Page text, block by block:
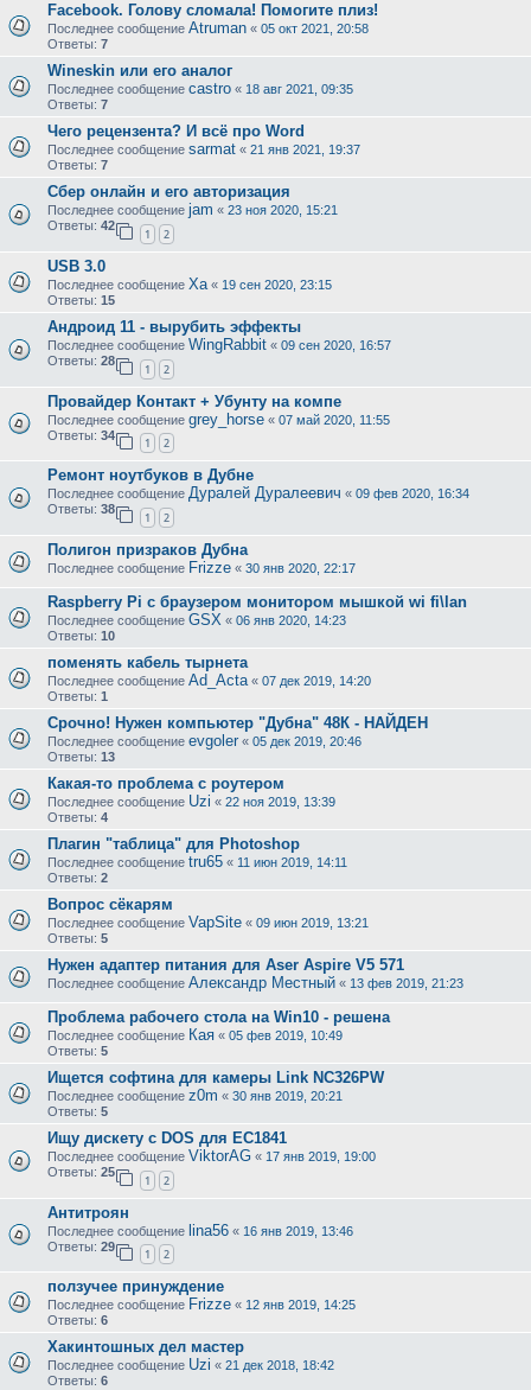
Facebook. Голову сломала! Помогите плиз!
Последнее сообщение Atruman « 05 окт 2021, 20:58
Ответы: 7
Wineskin или его аналог
Последнее сообщение castro « 18 авг 2021, 09:35
Ответы: 7
Чего рецензента? И всё про Word
Последнее сообщение sarmat « 21 янв 2021, 19:37
Ответы: 7
Сбер онлайн и его авторизация
Последнее сообщение jam « 23 ноя 2020, 15:21
Ответы: 42
1 2
USB 3.0
Последнее сообщение Ха « 19 сен 2020, 23:15
Ответы: 15
Андроид 11 - вырубить эффекты
Последнее сообщение WingRabbit « 09 сен 2020, 16:57
Ответы: 28
1 2
Провайдер Контакт + Убунту на компе
Последнее сообщение grey_horse « 07 май 2020, 11:55
Ответы: 34
1 2
Ремонт ноутбуков в Дубне
Последнее сообщение Дуралей Дуралеевич « 09 фев 2020, 16:34
Ответы: 38
1 2
Полигон призраков Дубна
Последнее сообщение Frizze « 30 янв 2020, 22:17
Raspberry Pi с браузером монитором мышкой wi fi\lan
Последнее сообщение GSX « 06 янв 2020, 14:23
Ответы: 10
поменять кабель тырнета
Последнее сообщение Ad_Acta « 07 дек 2019, 14:20
Ответы: 1
Срочно! Нужен компьютер "Дубна" 48К - НАЙДЕН
Последнее сообщение evgoler « 05 дек 2019, 20:46
Ответы: 13
Какая-то проблема с роутером
Последнее сообщение Uzi « 22 ноя 2019, 13:39
Ответы: 4
Плагин "таблица" для Photoshop
Последнее сообщение tru65 « 11 июн 2019, 14:11
Ответы: 2
Вопрос сёкарям
Последнее сообщение VapSite « 09 июн 2019, 13:21
Ответы: 5
Нужен адаптер питания для Aser Aspire V5 571
Последнее сообщение Александр Местный « 13 фев 2019, 21:23
Проблема рабочего стола на Win10 - решена
Последнее сообщение Кая « 05 фев 2019, 10:49
Ответы: 5
Ищется софтина для камеры Link NC326PW
Последнее сообщение z0m « 30 янв 2019, 20:21
Ответы: 5
Ищу дискету с DOS для ЕС1841
Последнее сообщение ViktorAG « 17 янв 2019, 19:00
Ответы: 25
1 2
Антитроян
Последнее сообщение lina56 « 16 янв 2019, 13:46
Ответы: 29
1 2
ползучее принуждение
Последнее сообщение Frizze « 12 янв 2019, 14:25
Ответы: 6
Хакинтошных дел мастер
Последнее сообщение Uzi « 21 дек 2018, 18:42
Ответы: 6